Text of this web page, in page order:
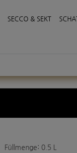
SECCO & SEKT
Füllmenge: 0.5 L